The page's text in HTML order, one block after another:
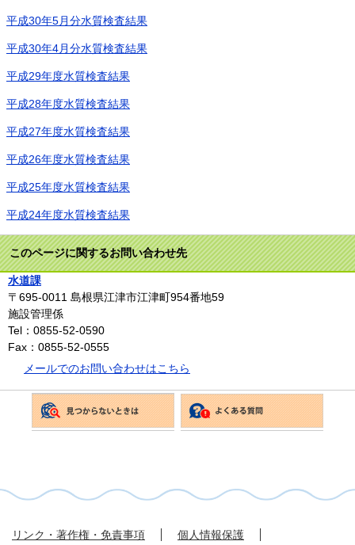
平成30年5月分水質検査結果
平成30年4月分水質検査結果
平成29年度水質検査結果
平成28年度水質検査結果
平成27年度水質検査結果
平成26年度水質検査結果
平成25年度水質検査結果
平成24年度水質検査結果
このページに関するお問い合わせ先
水道課
〒695-0011 島根県江津市江津町954番地59
施設管理係
Tel：0855-52-0590
Fax：0855-52-0555
メールでのお問い合わせはこちら
リンク・著作権・免責事項
個人情報保護